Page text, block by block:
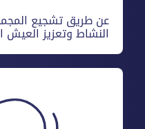
عن طريق تشجيع
النشاط وتعزيز العيش